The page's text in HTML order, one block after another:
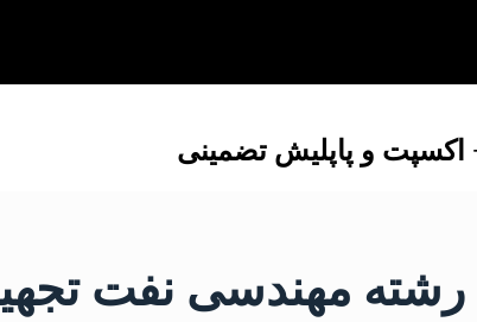
و پاپلیش تضمینی
رشته مهندسی نفت